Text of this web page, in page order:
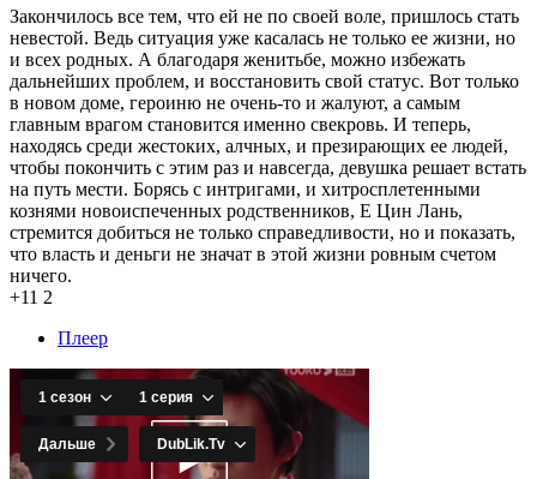
Закончилось все тем, что ей не по своей воле, пришлось стать
невестой. Ведь ситуация уже касалась не только ее жизни, но
и всех родных. А благодаря женитьбе, можно избежать
дальнейших проблем, и восстановить свой статус. Вот только
в новом доме, героиню не очень-то и жалуют, а самым
главным врагом становится именно свекровь. И теперь,
находясь среди жестоких, алчных, и презирающих ее людей,
чтобы покончить с этим раз и навсегда, девушка решает встать
на путь мести. Борясь с интригами, и хитросплетенными
кознями новоиспеченных родственников, Е Цин Лань,
стремится добиться не только справедливости, но и показать,
что власть и деньги не значат в этой жизни ровным счетом
ничего.
+11 2
Плеер